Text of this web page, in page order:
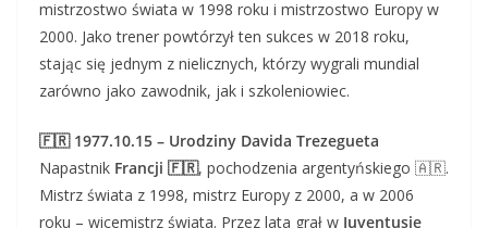
mistrzostwo świata w 1998 roku i mistrzostwo Europy w
2000. Jako trener powtórzył ten sukces w 2018 roku,
stając się jednym z nielicznych, którzy wygrali mundial
zarówno jako zawodnik, jak i szkoleniowiec.
🇫🇷 1977.10.15 – Urodziny Davida Trezegueta
Napastnik Francji 🇫🇷, pochodzenia argentyńskiego 🇦🇷.
Mistrz świata z 1998, mistrz Europy z 2000, a w 2006
roku – wicemistrz świata. Przez lata grał w Juventusie